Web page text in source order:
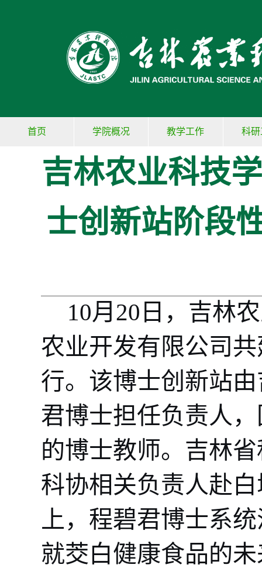
首页 学院概况 教学工作 科
吉林农业科技
士创新站阶段
10月20日 ，吉林
农业开发有限公司
行。 该博士创新站
君博士担任负责人
的博士教师。吉林
科协相关负责人赴
上，程碧君博士系
就茭白健康食品的